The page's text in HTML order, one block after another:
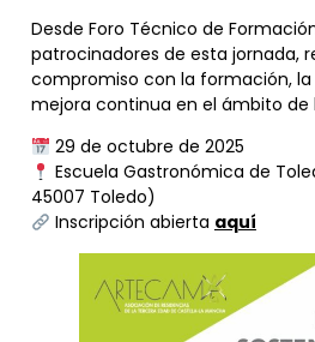
Desde Foro Técnico de
patrocinadores de esta jornada,
compromiso con la formación,
mejora continua en el ámbito de
29 de octubre de 2025
Escuela Gastronómica de
45007 Toledo)
Inscripción abierta aquí